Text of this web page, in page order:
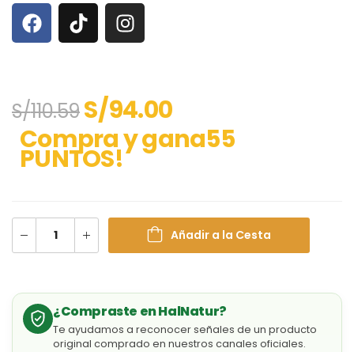
S/110.59S/94.00
Compra y gana55
PUNTOS!
Añadir a la Cesta
¿Compraste en HalNatur?
Te ayudamos a reconocer señales de un producto
original comprado en nuestros canales oficiales.